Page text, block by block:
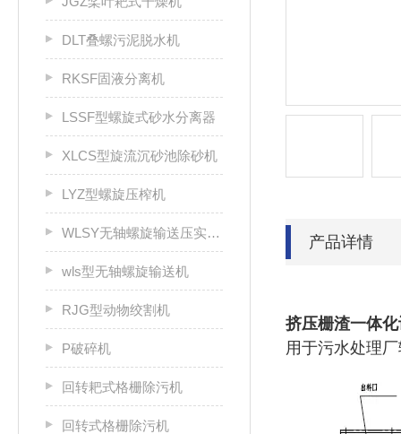
DLT叠螺污泥脱水机
RKSF固液分离机
LSSF型螺旋式砂水分离器
XLCS型旋流沉砂池除砂机
LYZ型螺旋压榨机
WLSY无轴螺旋输送压实一体机
wls型无轴螺旋输送机
RJG型动物绞割机
P破碎机
回转耙式格栅除污机
回转式格栅除污机
产品详情
挤压栅渣一体
用于污水处理